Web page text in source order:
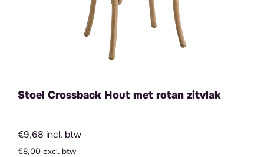
Stoel Crossback Hout met rotan zitvlak
€9,68 incl. btw
€8,00 excl. btw